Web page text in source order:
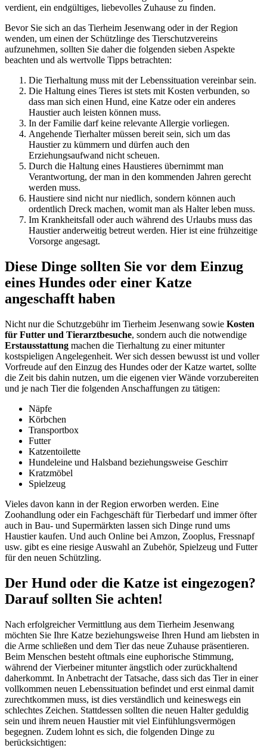
verdient, ein endgültiges, liebevolles Zuhause zu finden.
Bevor Sie sich an das Tierheim Jesenwang oder in der Region
wenden, um einen der Schützlinge des Tierschutzvereins
aufzunehmen, sollten Sie daher die folgenden sieben Aspekte
beachten und als wertvolle Tipps betrachten:
Die Tierhaltung muss mit der Lebenssituation vereinbar sein.
Die Haltung eines Tieres ist stets mit Kosten verbunden, so
dass man sich einen Hund, eine Katze oder ein anderes
Haustier auch leisten können muss.
In der Familie darf keine relevante Allergie vorliegen.
Angehende Tierhalter müssen bereit sein, sich um das
Haustier zu kümmern und dürfen auch den
Erziehungsaufwand nicht scheuen.
Durch die Haltung eines Haustieres übernimmt man
Verantwortung, der man in den kommenden Jahren gerecht
werden muss.
Haustiere sind nicht nur niedlich, sondern können auch
ordentlich Dreck machen, womit man als Halter leben muss.
Im Krankheitsfall oder auch während des Urlaubs muss das
Haustier anderweitig betreut werden. Hier ist eine frühzeitige
Vorsorge angesagt.
Diese Dinge sollten Sie vor dem Einzug
eines Hundes oder einer Katze
angeschafft haben
Nicht nur die Schutzgebühr im Tierheim Jesenwang sowie Kosten
für Futter und Tierarztbesuche, sondern auch die notwendige
Erstausstattung machen die Tierhaltung zu einer mitunter
kostspieligen Angelegenheit. Wer sich dessen bewusst ist und voller
Vorfreude auf den Einzug des Hundes oder der Katze wartet, sollte
die Zeit bis dahin nutzen, um die eigenen vier Wände vorzubereiten
und je nach Tier die folgenden Anschaffungen zu tätigen:
Näpfe
Körbchen
Transportbox
Futter
Katzentoilette
Hundeleine und Halsband beziehungsweise Geschirr
Kratzmöbel
Spielzeug
Vieles davon kann in der Region erworben werden. Eine
Zoohandlung oder ein Fachgeschäft für Tierbedarf und immer öfter
auch in Bau- und Supermärkten lassen sich Dinge rund ums
Haustier kaufen. Und auch Online bei Amzon, Zooplus, Fressnapf
usw. gibt es eine riesige Auswahl an Zubehör, Spielzeug und Futter
für den neuen Schützling.
Der Hund oder die Katze ist eingezogen?
Darauf sollten Sie achten!
Nach erfolgreicher Vermittlung aus dem Tierheim Jesenwang
möchten Sie Ihre Katze beziehungsweise Ihren Hund am liebsten in
die Arme schließen und dem Tier das neue Zuhause präsentieren.
Beim Menschen besteht oftmals eine euphorische Stimmung,
während der Vierbeiner mitunter ängstlich oder zurückhaltend
daherkommt. In Anbetracht der Tatsache, dass sich das Tier in einer
vollkommen neuen Lebenssituation befindet und erst einmal damit
zurechtkommen muss, ist dies verständlich und keineswegs ein
schlechtes Zeichen. Stattdessen sollten die neuen Halter geduldig
sein und ihrem neuen Haustier mit viel Einfühlungsvermögen
begegnen. Zudem lohnt es sich, die folgenden Dinge zu
berücksichtigen: